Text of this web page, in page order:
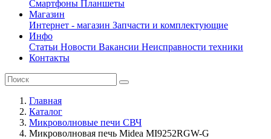
Смартфоны Планшеты
Магазин
Интернет - магазин Запчасти и комплектующие
Инфо
Статьи Новости Вакансии Неисправности техники
Контакты
Главная
Каталог
Микроволновые печи СВЧ
Микроволновая печь Midea MI9252RGW-G